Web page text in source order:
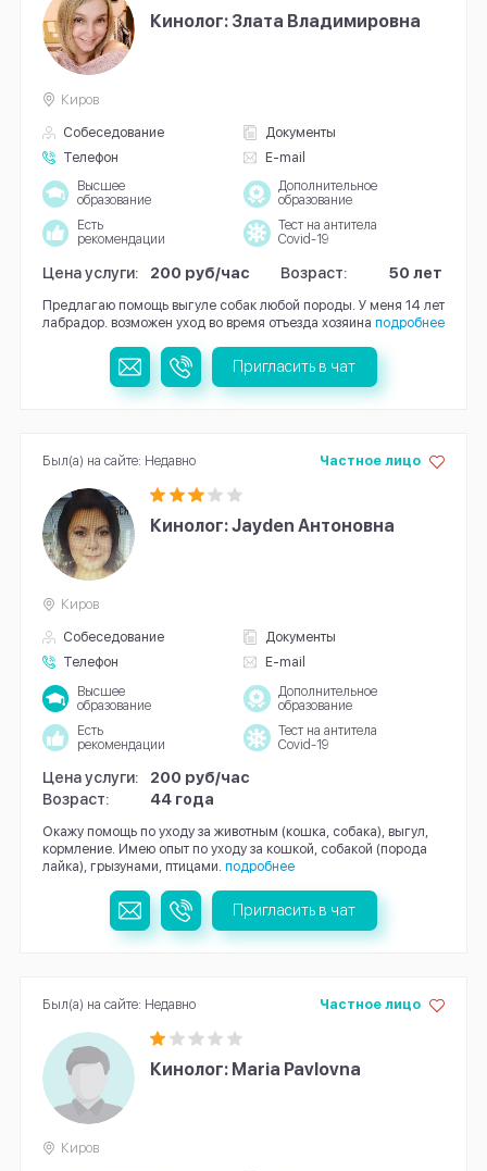
Кинолог: Злата Владимировна
Собеседование
Документы
Телефон
E-mail
Киров
Высшее
образование
Дополнительное
образование
Есть
рекомендации
Тест на антитела
Covid-19
Цена услуги: 200 руб/час Возраст: 50 лет
Предлагаю помощь выгуле собак любой породы. У меня 14 лет
лабрадор. возможен уход во время отъезда хозяина подробнее
Пригласить в чат
Кинолог: Jayden Антоновна
Собеседование
Документы
Телефон
E-mail
Частное лицо
Киров
Высшее
образование
Дополнительное
образование
Есть
рекомендации
Тест на антитела
Covid-19
Цена услуги:
200 руб/час
Возраст:
44 года
Окажу помощь по уходу за животным (кошка, собака), выгул,
кормление. Имею опыт по уходу за кошкой, собакой (порода
лайка), грызунами, птицами. подробнее
Был(а) на сайте: Недавно
Пригласить в чат
Кинолог: Maria Pavlovna
Частное лицо
Киров
Был(а) на сайте: Недавно